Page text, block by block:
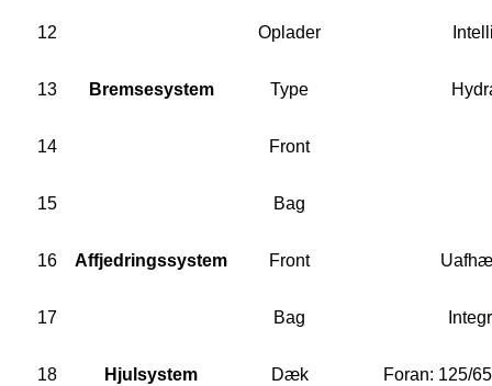
12 Oplader
13 Bremsesystem Type
14 Front
15 Bag
16 Affjedringssystem Front
17 Bag
18 Hjulsystem Dæk Foran: 125/